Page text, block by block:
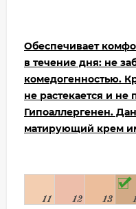
Обеспечивает
в течение дня: не
комедогенностью.
не растекается и не
Гипоаллергенен.
матирующий крем